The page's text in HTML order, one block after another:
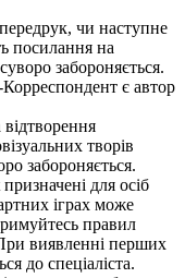
чи наступне
посилання на
забороняється.
є автор
творів
забороняється.
для осіб
іграх може
правил
виявленні перших
до спеціаліста.